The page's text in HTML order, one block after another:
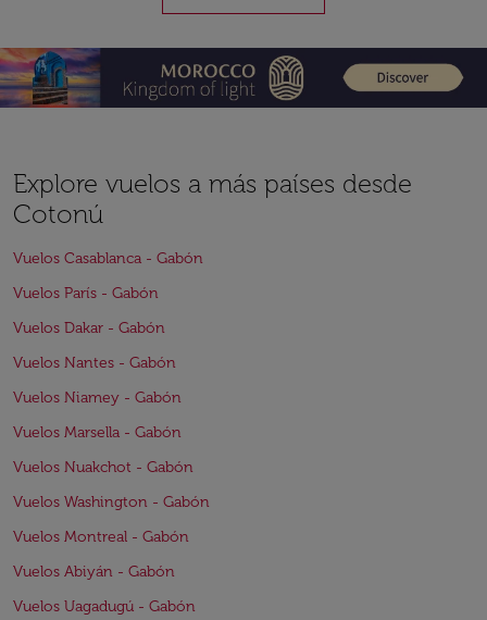
Explore vuelos a más países desde
Cotonú
Vuelos Casablanca - Gabón
Vuelos París - Gabón
Vuelos Dakar - Gabón
Vuelos Nantes - Gabón
Vuelos Niamey - Gabón
Vuelos Marsella - Gabón
Vuelos Nuakchot - Gabón
Vuelos Washington - Gabón
Vuelos Montreal - Gabón
Vuelos Abiyán - Gabón
Vuelos Uagadugú - Gabón